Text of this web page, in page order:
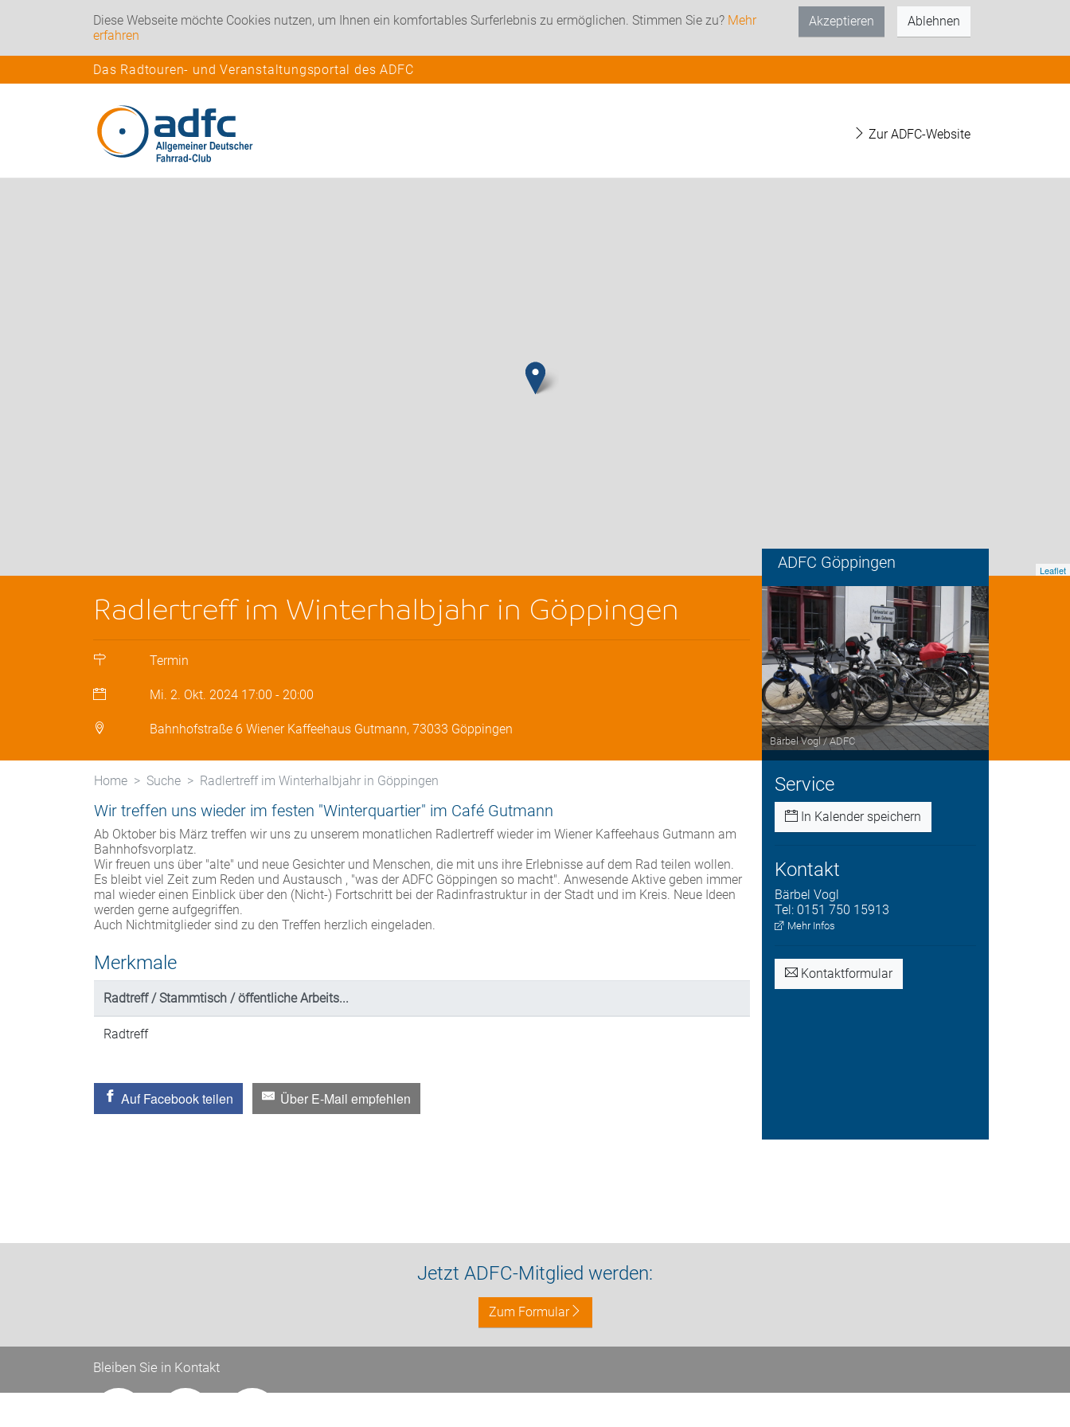
Diese Webseite möchte Cookies nutzen, um Ihnen ein komfortables Surferlebnis zu ermöglichen. Stimmen Sie zu? Mehr
erfahren
Akzeptieren Ablehnen
Das Radtouren- und Veranstaltungsportal des ADFC
Zur ADFC-Website
Leaflet
ADFC Göppingen
Radlertreff im Winterhalbjahr in Göppingen
Termin
Mi. 2. Okt. 2024 17:00 - 20:00
Bahnhofstraße 6 Wiener Kaffeehaus Gutmann, 73033 Göppingen
Bärbel Vogl / ADFC
Service
In Kalender speichern
Kontakt
Bärbel Vogl
Tel: 0151 750 15913
Mehr Infos
Kontaktformular
Home Suche Radlertreff im Winterhalbjahr in Göppingen
Wir treffen uns wieder im festen "Winterquartier" im Café Gutmann
Ab Oktober bis März treffen wir uns zu unserem monatlichen Radlertreff wieder im Wiener Kaffeehaus Gutmann am
Bahnhofsvorplatz.
Wir freuen uns über "alte" und neue Gesichter und Menschen, die mit uns ihre Erlebnisse auf dem Rad teilen wollen.
Es bleibt viel Zeit zum Reden und Austausch , "was der ADFC Göppingen so macht". Anwesende Aktive geben immer
mal wieder einen Einblick über den (Nicht-) Fortschritt bei der Radinfrastruktur in der Stadt und im Kreis. Neue Ideen
werden gerne aufgegriffen.
Auch Nichtmitglieder sind zu den Treffen herzlich eingeladen.
Merkmale
Radtreff / Stammtisch / öffentliche Arbeits...
Radtreff
Auf Facebook teilen Über E-Mail empfehlen
Jetzt ADFC-Mitglied werden:
Zum Formular
Bleiben Sie in Kontakt